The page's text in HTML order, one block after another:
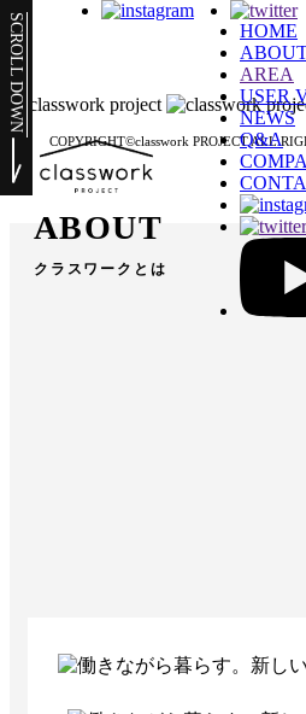
HOME
AREA
USER
NEWS
Q&A
COPYRIGHT©️classwork PROJECT ALL
SCROLL DOWN
ABOUT
クラスワークとは